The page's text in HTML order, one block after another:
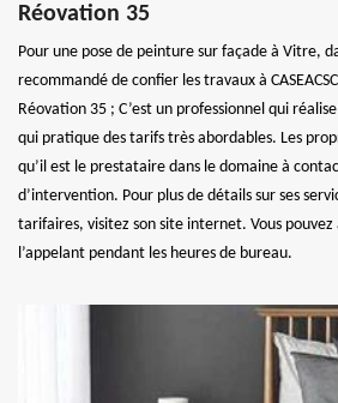
Réovation 35
Pour une pose de peinture sur façade à Vitre,
recommandé de confier les travaux à
Réovation 35 ; C’est un professionnel qui
qui pratique des tarifs très abordables. Les
qu’il est le prestataire dans le domaine à
d’intervention. Pour plus de détails sur ses
tarifaires, visitez son site internet. Vous
l’appelant pendant les heures de bureau.